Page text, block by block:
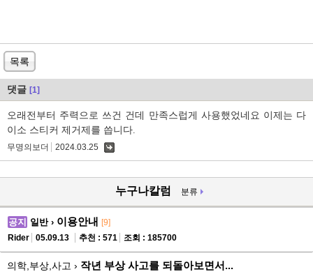
목록
댓글 [1]
오래전부터 주력으로 쓰건 건데 만족스럽게 사용했었네요 이제는 다
이소 스티커 제거제를 씁니다.
무명의보더 2024.03.25
누구나칼럼 분류
공지 일반 › 이용안내 [9]
Rider
05.09.13 추천 : 571 조회 : 185700
의학,부상,사고 › 작년 부상 사고를 되돌아보면서...